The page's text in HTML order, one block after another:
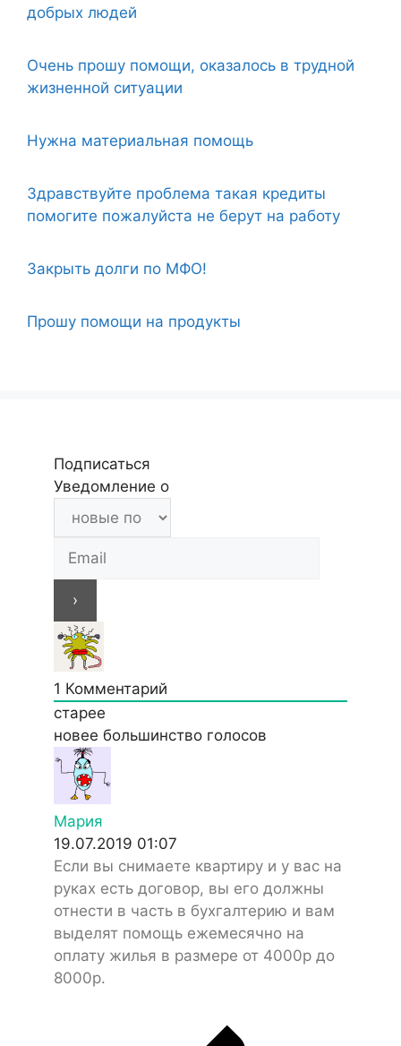
добрых людей
Очень прошу помощи, оказалось в трудной
жизненной ситуации
Нужна материальная помощь
Здравствуйте проблема такая кредиты
помогите пожалуйста не берут на работу
Закрыть долги по МФО!
Прошу помощи на продукты
Подписаться
Уведомление о
1 Комментарий
старее
новее большинство голосов
Мария
19.07.2019 01:07
Если вы снимаете квартиру и у вас на
руках есть договор, вы его должны
отнести в часть в бухгалтерию и вам
выделят помощь ежемесячно на
оплату жилья в размере от 4000р до
8000р.